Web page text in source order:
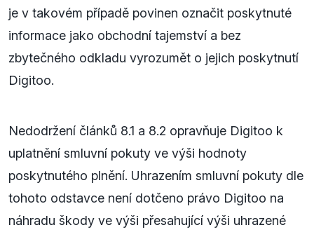
je v takovém případě povinen označit poskytnuté
informace jako obchodní tajemství a bez
zbytečného odkladu vyrozumět o jejich poskytnutí
Digitoo.
Nedodržení článků 8.1 a 8.2 opravňuje Digitoo k
uplatnění smluvní pokuty ve výši hodnoty
poskytnutého plnění. Uhrazením smluvní pokuty dle
tohoto odstavce není dotčeno právo Digitoo na
náhradu škody ve výši přesahující výši uhrazené